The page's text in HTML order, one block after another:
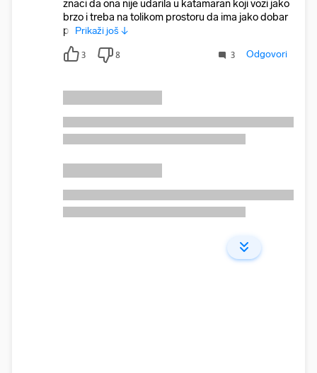
znaci da ona nije udarila u katamaran koji vozi jako
brzo i treba na tolikom prostoru da ima jako dobar
pr Prikaži još ↓
3 8 3 Odgovori